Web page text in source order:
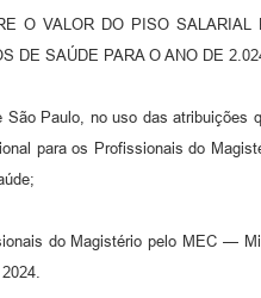
O VALOR DO PISO
DE SAÚDE PARA O ANO DE
Paulo, no uso das
para os Profissionais do
do Magistério pelo MEC —